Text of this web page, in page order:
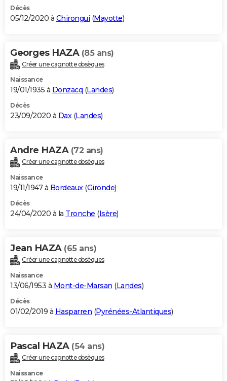
Décès
05/12/2020 à Chirongui (Mayotte)
Georges HAZA (85 ans)
Créer une cagnotte obsèques
Naissance
19/01/1935 à Donzacq (Landes)
Décès
23/09/2020 à Dax(Landes)
Andre HAZA (72 ans)
Créer une cagnotte obsèques
Naissance
19/11/1947 à Bordeaux(Gironde)
Décès
24/04/2020 à la Tronche (Isère)
Jean HAZA (65 ans)
Créer une cagnotte obsèques
Naissance
13/06/1953 à Mont-de-Marsan (Landes)
Décès
01/02/2019 à Hasparren (Pyrénées-Atlantiques)
Pascal HAZA (54 ans)
Créer une cagnotte obsèques
Naissance